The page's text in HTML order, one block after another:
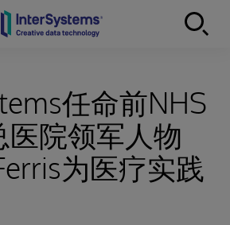
任命前NHS
医院领军人物
为医疗实践